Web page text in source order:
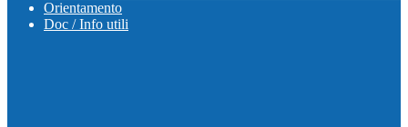
Orientamento
Doc / Info utili